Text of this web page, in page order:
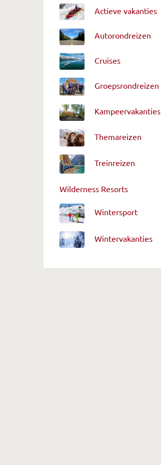
Actieve vakanties
Autorondreizen
Cruises
Groepsrondreizen
Kampeervakanties
Themareizen
Treinreizen
Wilderness Resorts
Wintersport
Wintervakanties